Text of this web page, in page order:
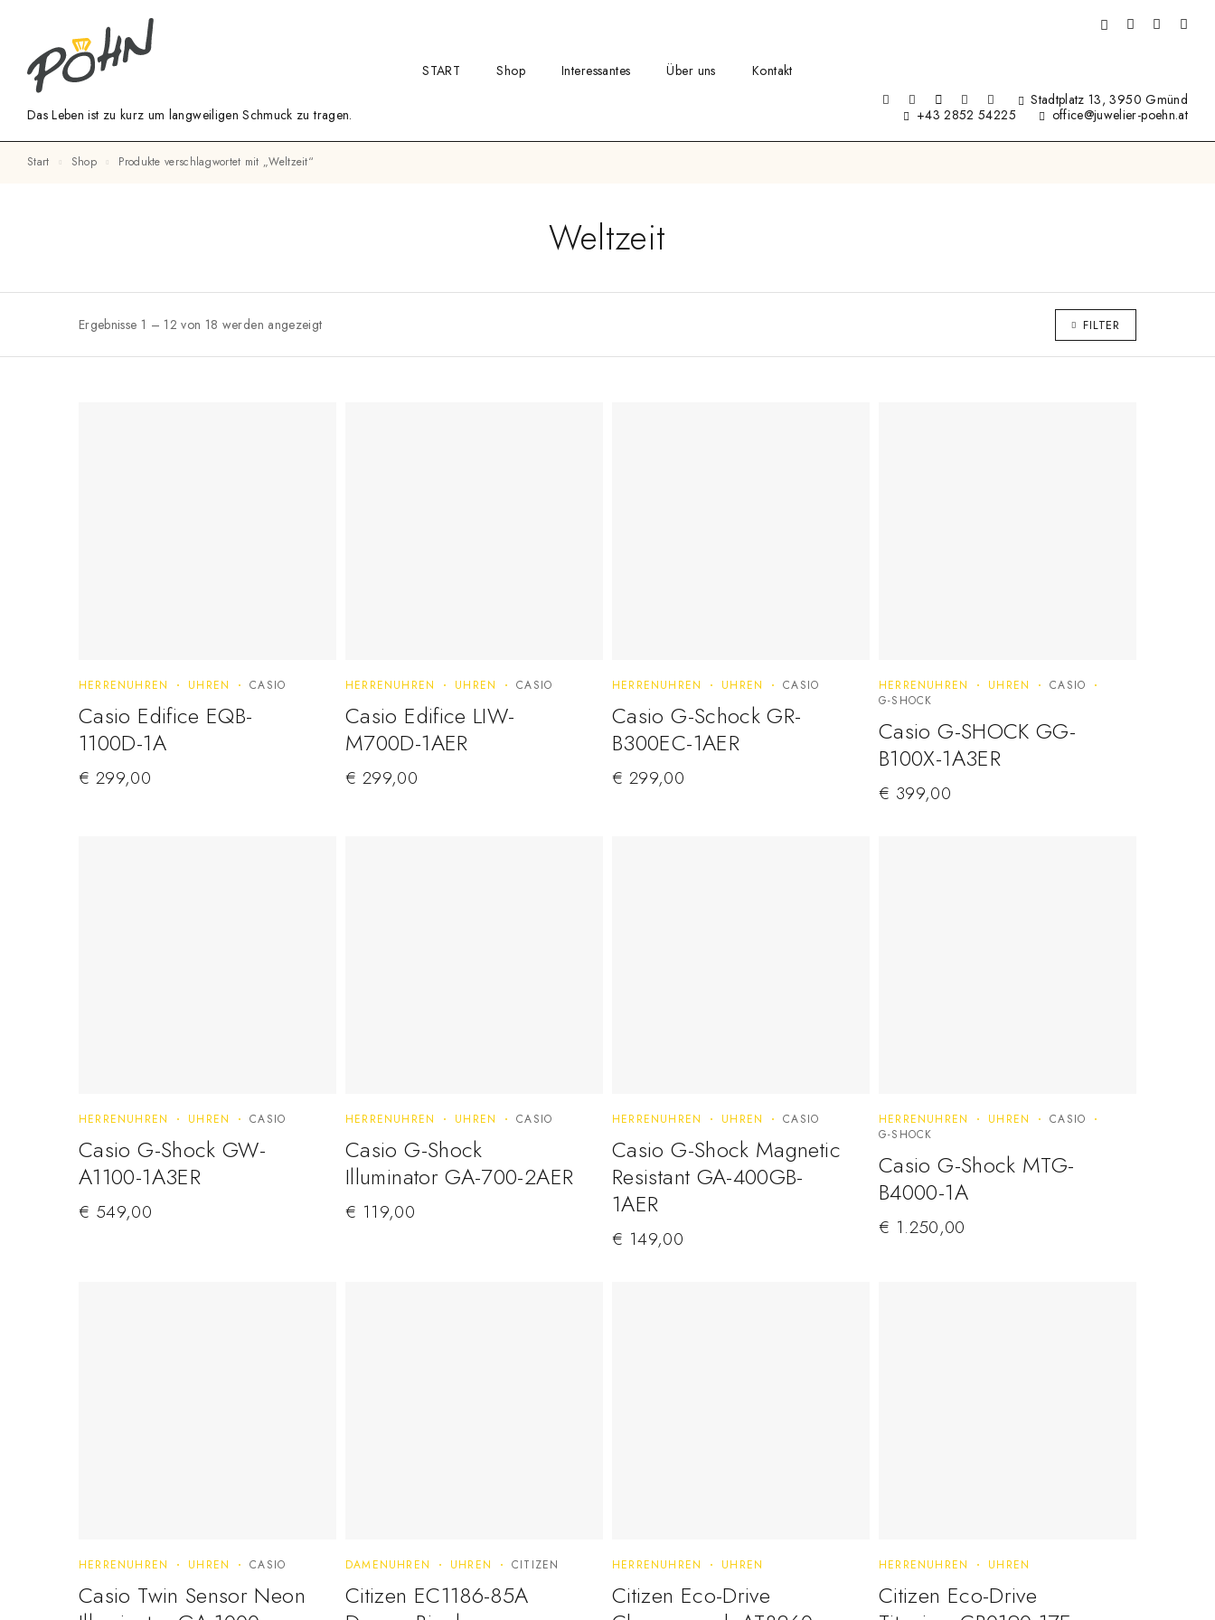
Das Leben ist zu kurz um langweiligen Schmuck zu tragen.
START Shop Interessantes Über uns
Kontakt
Stadtplatz 13, 3950 Gmünd
+43 2852 54225
office@juwelier-poehn.at
Start Shop Produkte verschlagwortet mit „Weltzeit“
Weltzeit
Ergebnisse 1 – 12 von 18 werden angezeigt FILTER
HERRENUHREN UHREN CASIO
Casio Edifice EQB-
1100D-1A
€ 299,00
HERRENUHREN UHREN CASIO
Casio Edifice LIW-
M700D-1AER
€ 299,00
HERRENUHREN UHREN CASIO
Casio G-Schock GR-
B300EC-1AER
€ 299,00
HERRENUHREN UHREN
CASIO
G-SHOCK
Casio G-SHOCK GG-
B100X-1A3ER
€ 399,00
HERRENUHREN UHREN CASIO
Casio G-Shock GW-
A1100-1A3ER
€ 549,00
HERRENUHREN UHREN CASIO
Casio G-Shock
Illuminator GA-700-2AER
€ 119,00
HERRENUHREN UHREN CASIO
Casio G-Shock Magnetic
Resistant GA-400GB-
1AER
€ 149,00
HERRENUHREN UHREN
CASIO
G-SHOCK
Casio G-Shock MTG-
B4000-1A
€ 1.250,00
HERRENUHREN UHREN CASIO
Casio Twin Sensor Neon
DAMENUHREN UHREN CITIZEN
Citizen EC1186-85A
HERRENUHREN UHREN
Citizen Eco-Drive
HERRENUHREN UHREN
Citizen Eco-Drive